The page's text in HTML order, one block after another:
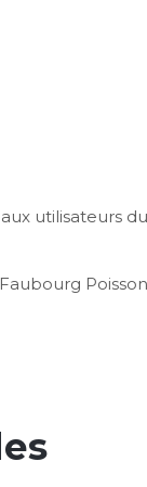
utilisateurs